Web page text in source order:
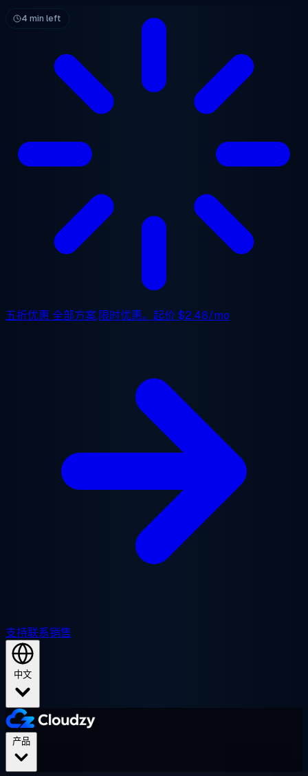
跳至主要内容
五折优惠 全部方案,限时优惠。起价$2.48/mo
支持联系销售
中文
4 min left